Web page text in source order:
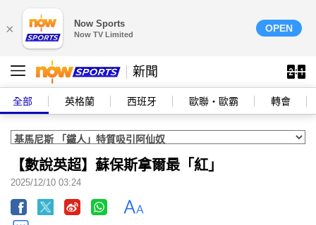
× Now Sports
Now TV Limited
OPEN
新聞
全部 英格蘭 西班牙 歐聯‧歐霸 轉會
【數說英超】蘇保斯拿爾最「紅」
2025/12/10 03:24